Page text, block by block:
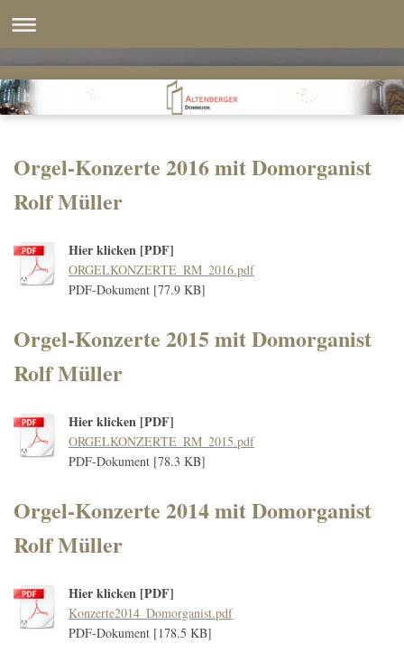
Orgel-Konzerte 2016 mit Domorganist
Rolf Müller
Hier klicken [PDF]
ORGELKONZERTE_RM_2016.pdf
PDF-Dokument [77.9 KB]
Orgel-Konzerte 2015 mit Domorganist
Rolf Müller
Hier klicken [PDF]
ORGELKONZERTE_RM_2015.pdf
PDF-Dokument [78.3 KB]
Orgel-Konzerte 2014 mit Domorganist
Rolf Müller
Hier klicken [PDF]
Konzerte2014_Domorganist.pdf
PDF-Dokument [178.5 KB]